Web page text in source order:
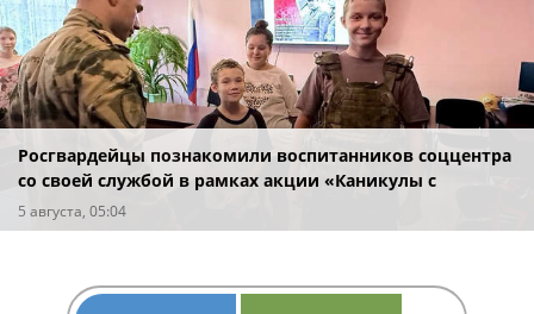
Росгвардейцы познакомили воспитанников соццентра
со своей службой в рамках акции «Каникулы с
Росгвардией» в Биробиджане
5 августа, 05:04